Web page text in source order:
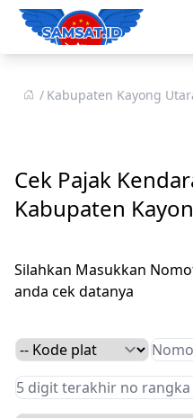
Kabupaten Kayong
Cek Pajak
Kabupaten
Silahkan Masukkan
anda cek datanya